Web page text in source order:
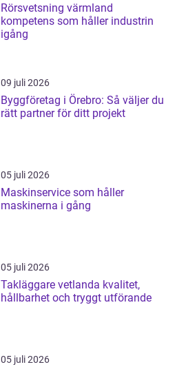
Rörsvetsning värmland
kompetens som håller industrin
igång
09 juli 2026
Byggföretag i Örebro: Så väljer du
rätt partner för ditt projekt
05 juli 2026
Maskinservice som håller
maskinerna i gång
05 juli 2026
Takläggare vetlanda kvalitet,
hållbarhet och tryggt utförande
05 juli 2026